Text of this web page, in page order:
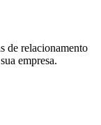
de relacionamento
empresa.